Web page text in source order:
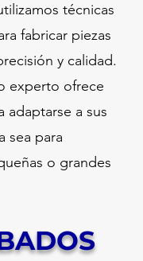
técnicas
fabricar piezas
y calidad.
experto ofrece
adaptarse a sus
sea para
o grandes